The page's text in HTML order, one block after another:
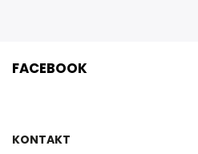
FACEBOOK
KONTAKT